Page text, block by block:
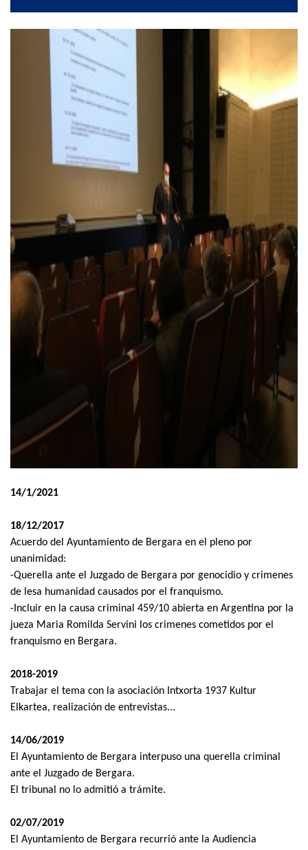
14/1/2021
18/12/2017
Acuerdo del Ayuntamiento de Bergara en el pleno por
unanimidad:
-Querella ante el Juzgado de Bergara por genocidio y crimenes
de lesa humanidad causados por el franquismo.
-Incluir en la causa criminal 459/10 abierta en Argentina por la
jueza Maria Romilda Servini los crimenes cometidos por el
franquismo en Bergara.
2018-2019
Trabajar el tema con la asociación Intxorta 1937 Kultur
Elkartea, realización de entrevistas...
14/06/2019
El Ayuntamiento de Bergara interpuso una querella criminal
ante el Juzgado de Bergara.
El tribunal no lo admitió a trámite.
02/07/2019
El Ayuntamiento de Bergara recurrió ante la Audiencia